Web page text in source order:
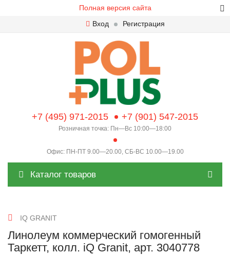
Полная версия сайта
Вход
Регистрация
+7 (495) 971-2015 +7 (901) 547-2015
Розничная точка: Пн—Вс 10:00—18:00
Офис: ПН-ПТ 9.00—20.00, СБ-ВС 10.00—19.00
Каталог товаров
IQ GRANIT
Линолеум коммерческий гомогенный
Таркетт, колл. iQ Granit, арт. 3040778